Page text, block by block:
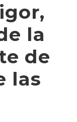
la
de
las